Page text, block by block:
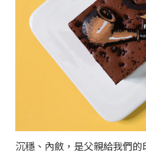
沉穩、內斂，是父親給我們的